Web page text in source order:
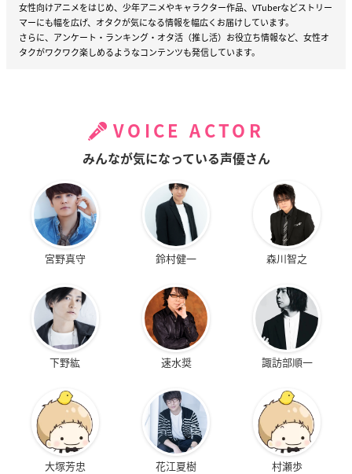
女性向けアニメをはじめ、少年アニメやキャラクター作品、VTuberなどストリー
マーにも幅を広げ、オタクが気になる情報を幅広くお届けしています。
さらに、アンケート・ランキング・オタ活（推し活）お役立ち情報など、女性オ
タクがワクワク楽しめるようなコンテンツも発信しています。
VOICE ACTOR
みんなが気になっている声優さん
宮野真守 鈴村健一 森川智之
下野紘 速水奨 諏訪部順一
大塚芳忠 花江夏樹 村瀬歩